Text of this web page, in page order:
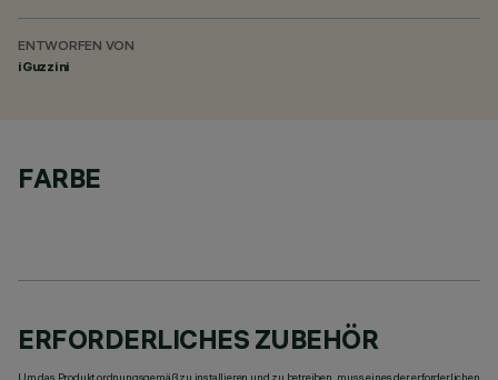
ENTWORFEN VON
iGuzzini
FARBE
ERFORDERLICHES ZUBEHÖR